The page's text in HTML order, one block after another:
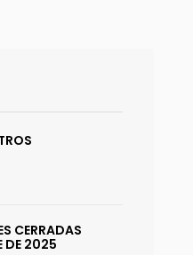
CERRADAS
DE 2025